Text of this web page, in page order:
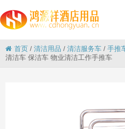
首页 /清洁用品 /清洁服务车 /手推
清洁车 保洁车 物业清洁工作手推车